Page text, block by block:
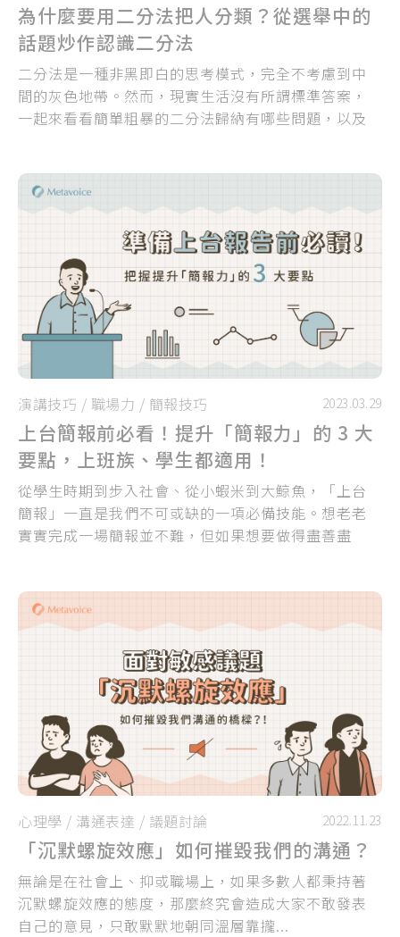
為什麼要用二分法把人分類？從選舉中的
話題炒作認識二分法
二分法是一種非黑即白的思考模式，完全不考慮到中
間的灰色地帶。然而，現實生活沒有所謂標準答案，
一起來看看簡單粗暴的二分法歸納有哪些問題，以及
演講技巧 / 職場力 / 簡報技巧 2023.03.29
上台簡報前必看！提升「簡報力」的 3 大
要點，上班族、學生都適用！
從學生時期到步入社會、從小蝦米到大鯨魚，「上台
簡報」一直是我們不可或缺的一項必備技能。想老老
實實完成一場簡報並不難，但如果想要做得盡善盡
心理學 / 溝通表達 / 議題討論 2022.11.23
「沉默螺旋效應」如何摧毀我們的溝通？
無論是在社會上、抑或職場上，如果多數人都秉持著
沉默螺旋效應的態度，那麼終究會造成大家不敢發表
自己的意見，只敢默默地朝同溫層靠攏...